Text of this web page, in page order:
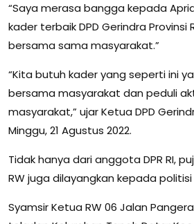
“Saya merasa bangga kepada
kader terbaik DPD Gerindra Provinsi
bersama sama masyarakat.”
“Kita butuh kader yang seperti ini
bersama masyarakat dan peduli
masyarakat,” ujar Ketua DPD
Minggu, 21 Agustus 2022.
Tidak hanya dari anggota DPR RI,
RW juga dilayangkan kepada
Syamsir Ketua RW 06 Jalan